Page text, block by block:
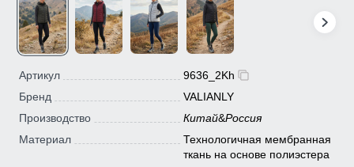
Артикул
9636_2Kh
Бренд
VALIANLY
Производство
Китай&Россия
Материал
Технологичная мембранная
ткань на основе полиэстера